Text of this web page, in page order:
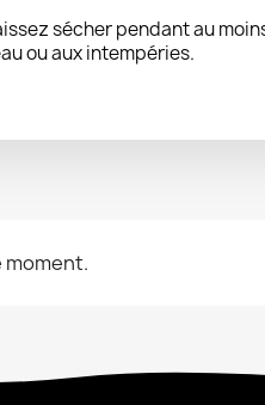
sécher pendant au
ou aux intempéries.
moment.